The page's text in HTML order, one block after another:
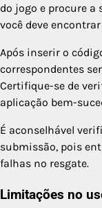
do jogo e procure a
você deve
Após inserir o
correspondentes
Certifique-se de
aplicação bem-
É aconselhável
submissão, pois
falhas no resgate.
Limitações no